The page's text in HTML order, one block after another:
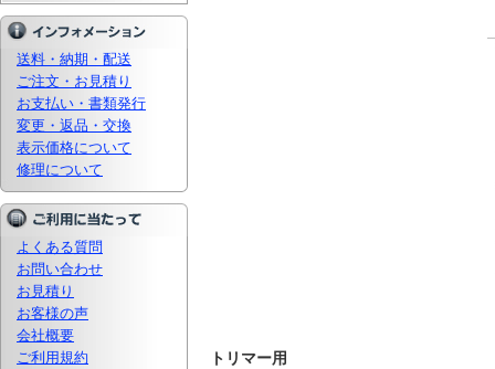
送料・納期・配送
ご注文・お見積り
お支払い・書類発行
変更・返品・交換
表示価格について
修理について
よくある質問
お問い合わせ
お見積り
お客様の声
会社概要
ご利用規約
トリマー用